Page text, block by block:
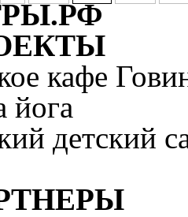
кафе
йога
детский